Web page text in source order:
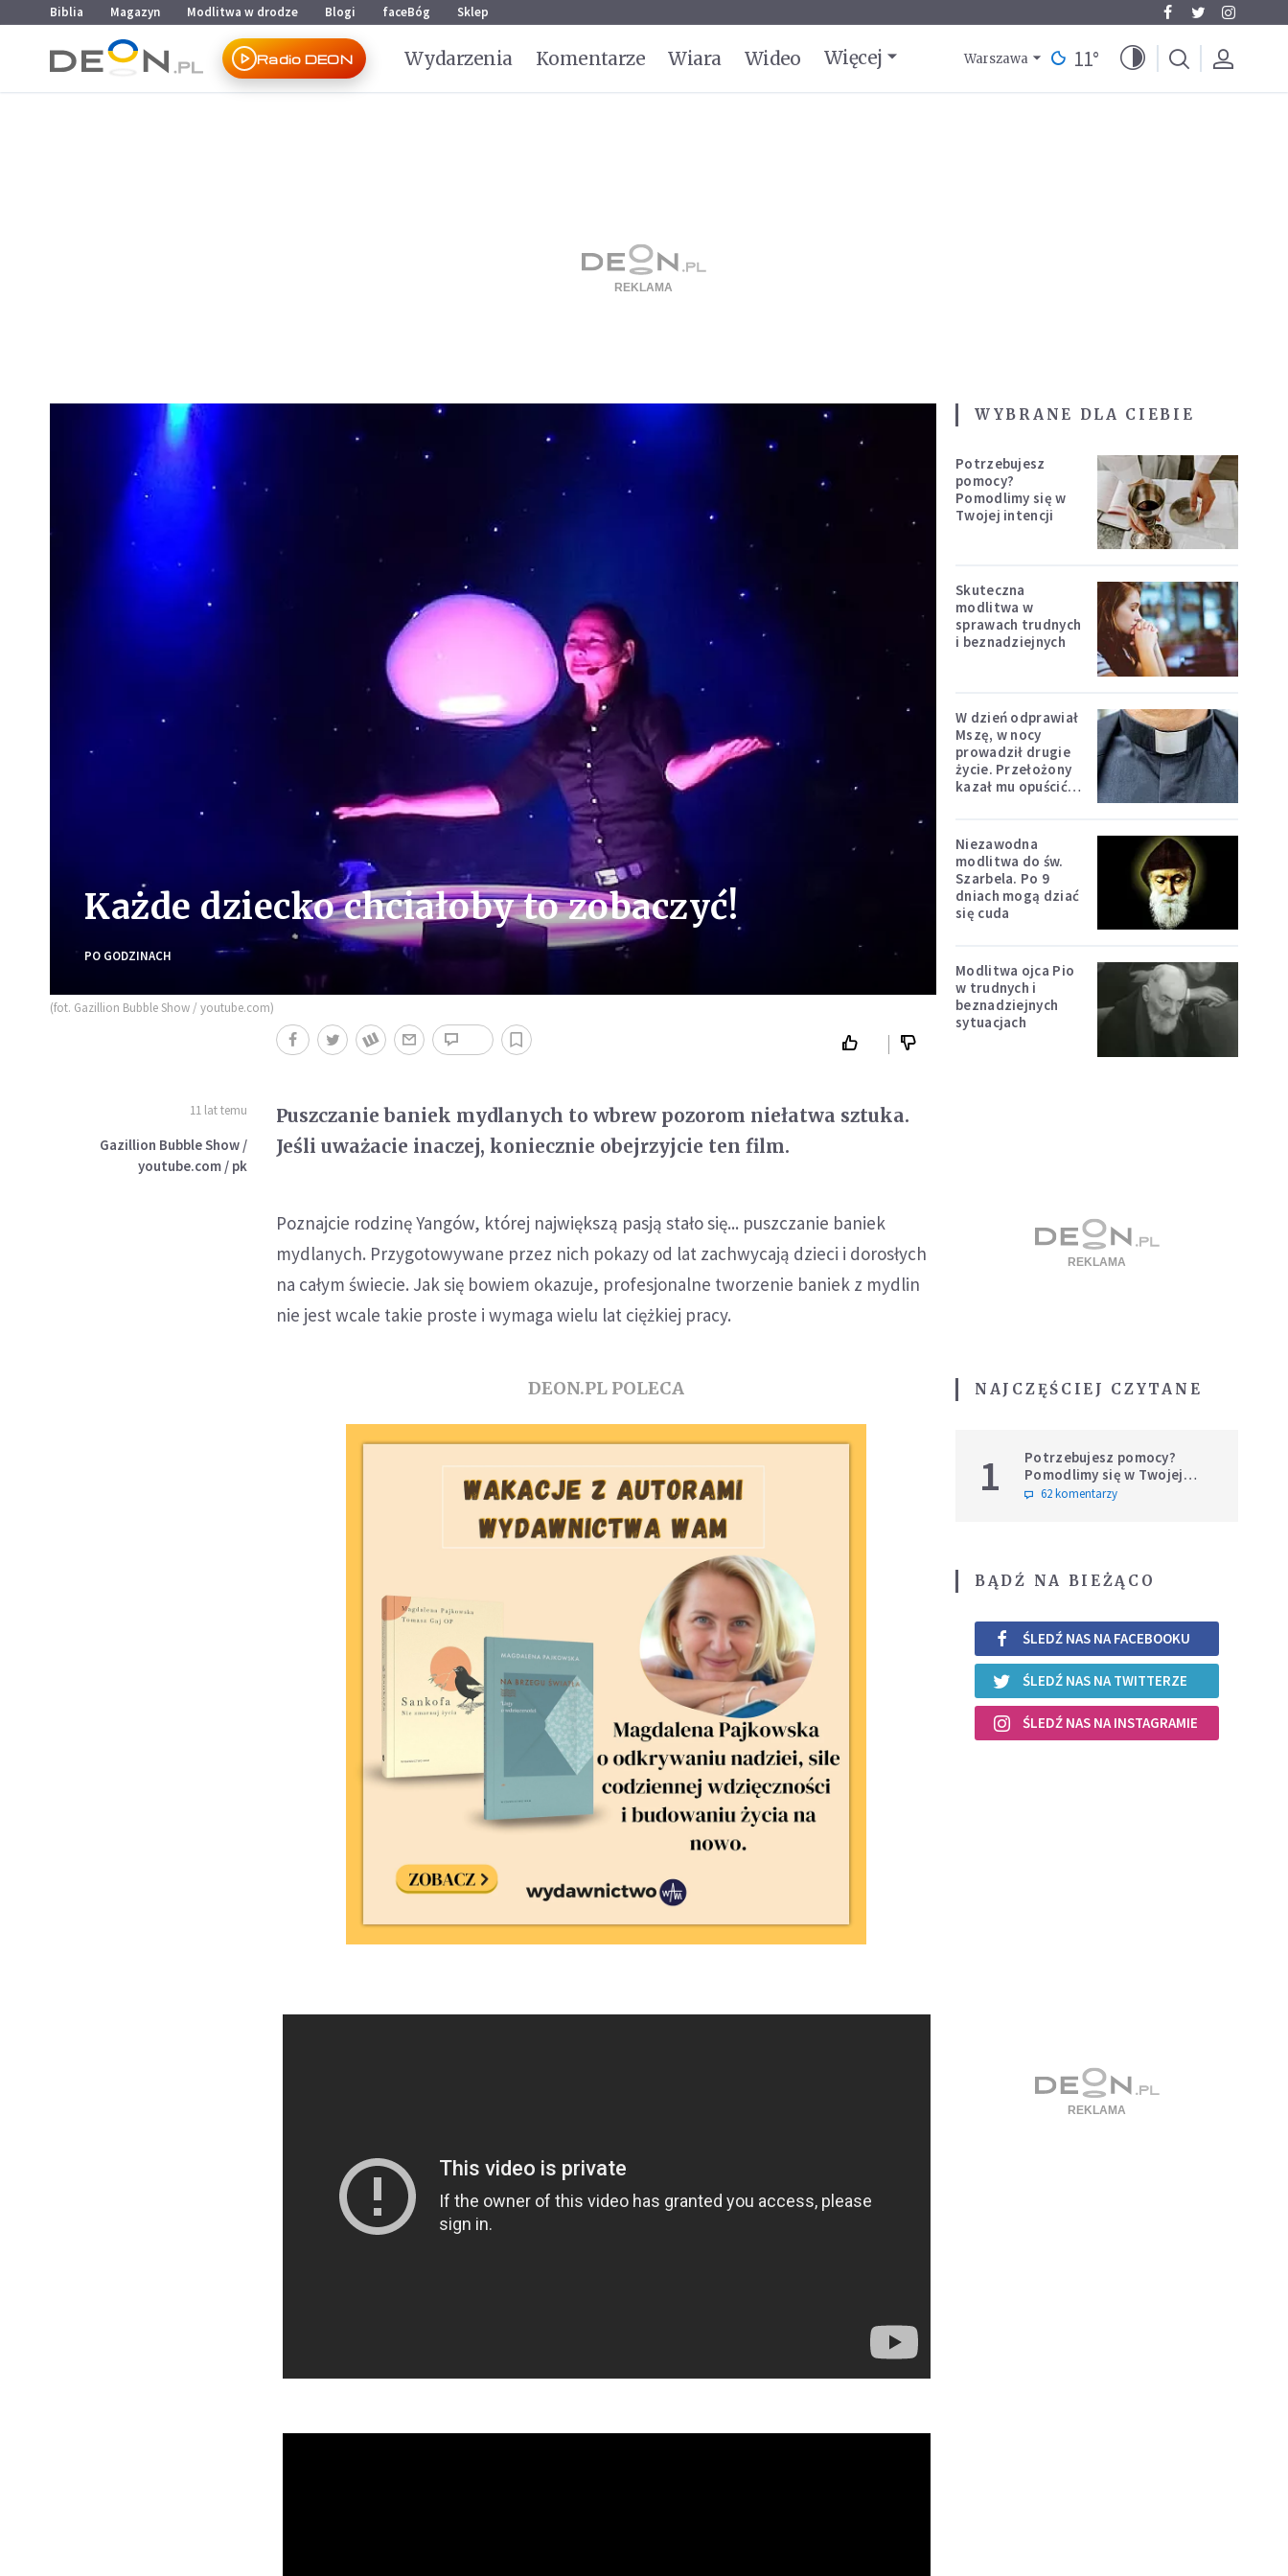
Przejdź do menu głównego
Przejdź do treści
Biblia Magazyn Modlitwa w drodze Blogi faceBóg Sklep
Radio DEON Wydarzenia Komentarze Wiara Wideo Więcej Warszawa 11°
Każde dziecko chciałoby to zobaczyć!
PO GODZINACH
(fot. Gazillion Bubble Show / youtube.com)
11 lat temu
Gazillion Bubble Show /
youtube.com / pk
Puszczanie baniek mydlanych to wbrew pozorom niełatwa sztuka.
Jeśli uważacie inaczej, koniecznie obejrzyjcie ten film.
Poznajcie rodzinę Yangów, której największą pasją stało się... puszczanie baniek
mydlanych. Przygotowywane przez nich pokazy od lat zachwycają dzieci i dorosłych
na całym świecie. Jak się bowiem okazuje, profesjonalne tworzenie baniek z mydlin
nie jest wcale takie proste i wymaga wielu lat ciężkiej pracy.
DEON.PL POLECA
WYBRANE DLA CIEBIE
Potrzebujesz
pomocy?
Pomodlimy się w
Twojej intencji
Skuteczna
modlitwa w
sprawach trudnych
i beznadziejnych
W dzień odprawiał
Mszę, w nocy
prowadził drugie
życie. Przełożony
kazał mu opuścić
Niezawodna
modlitwa do św.
Szarbela. Po 9
dniach mogą dziać
się cuda
Modlitwa ojca Pio
w trudnych i
beznadziejnych
sytuacjach
NAJCZĘŚCIEJ CZYTANE
1
Potrzebujesz pomocy?
Pomodlimy się w Twojej
intencji
62 komentarzy
BĄDŹ NA BIEŻĄCO
ŚLEDŹ NAS NA FACEBOOKU
ŚLEDŹ NAS NA TWITTERZE
ŚLEDŹ NAS NA INSTAGRAMIE